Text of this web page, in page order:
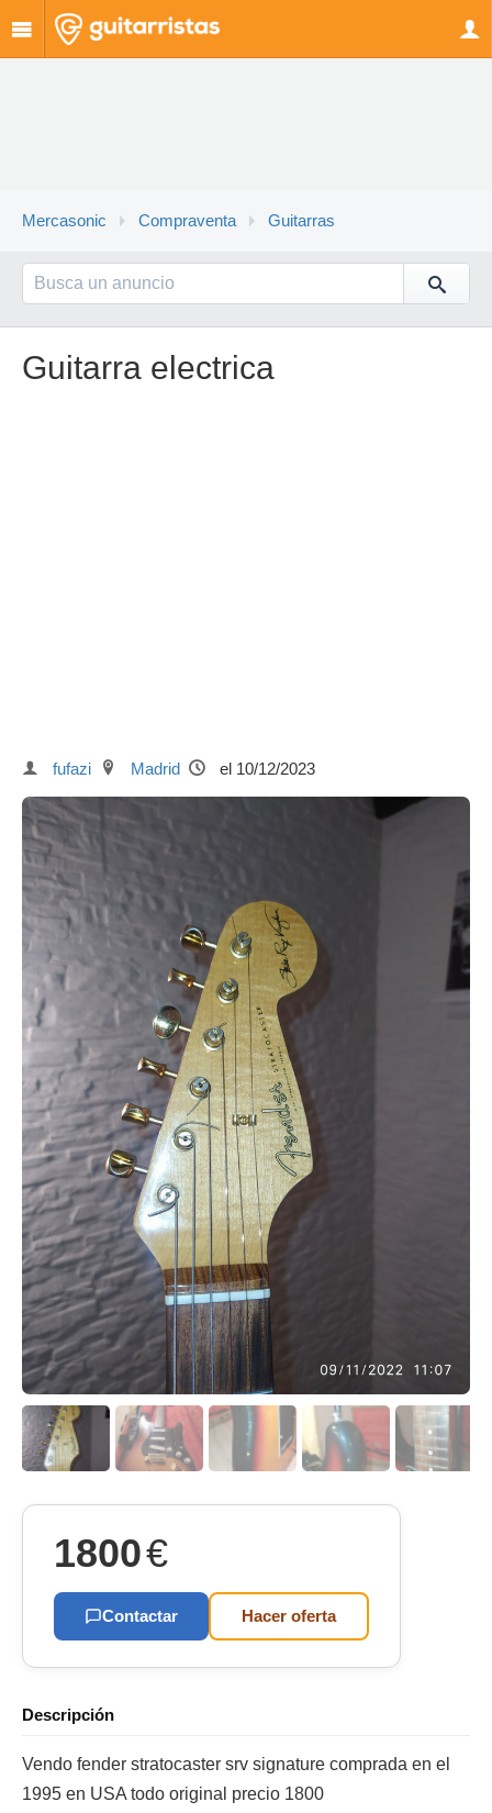
Mercasonic Compraventa Guitarras
Guitarra electrica
fufazi Madrid el 10/12/2023
1800€
Contactar Hacer oferta
Descripción
Vendo fender stratocaster srv signature comprada en el
1995 en USA todo original precio 1800